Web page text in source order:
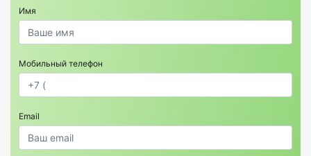
Имя
Мобильный телефон
Email